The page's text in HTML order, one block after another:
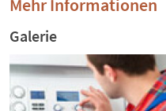
Mehr Informationen
Galerie